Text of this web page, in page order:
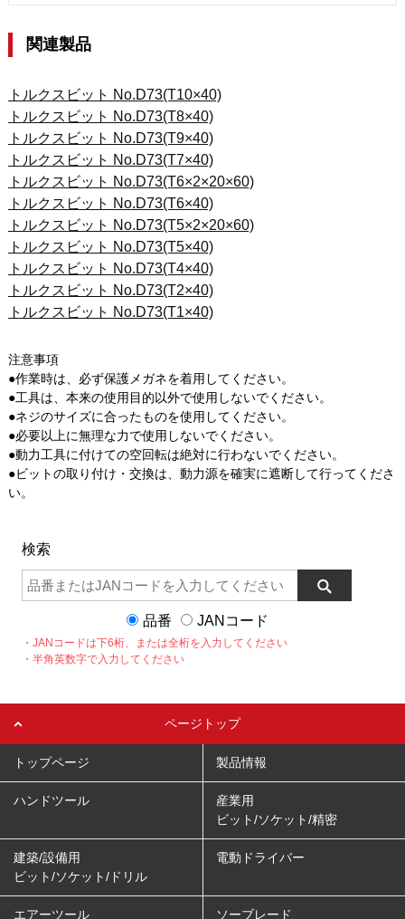
関連製品
トルクスビット No.D73(T10×40)
トルクスビット No.D73(T8×40)
トルクスビット No.D73(T9×40)
トルクスビット No.D73(T7×40)
トルクスビット No.D73(T6×2×20×60)
トルクスビット No.D73(T6×40)
トルクスビット No.D73(T5×2×20×60)
トルクスビット No.D73(T5×40)
トルクスビット No.D73(T4×40)
トルクスビット No.D73(T2×40)
トルクスビット No.D73(T1×40)
注意事項
●作業時は、必ず保護メガネを着用してください。
●工具は、本来の使用目的以外で使用しないでください。
●ネジのサイズに合ったものを使用してください。
●必要以上に無理な力で使用しないでください。
●動力工具に付けての空回転は絶対に行わないでください。
●ビットの取り付け・交換は、動力源を確実に遮断して行ってくださ
い。
検索
品番 JANコード
・JANコードは下6桁、または全桁を入力してください
・半角英数字で入力してください
ページトップ
トップページ 製品情報
ハンドツール
産業用
ビット/ソケット/精密
建築/設備用
ビット/ソケット/ドリル
電動ドライバー
エアーツール ソーブレード